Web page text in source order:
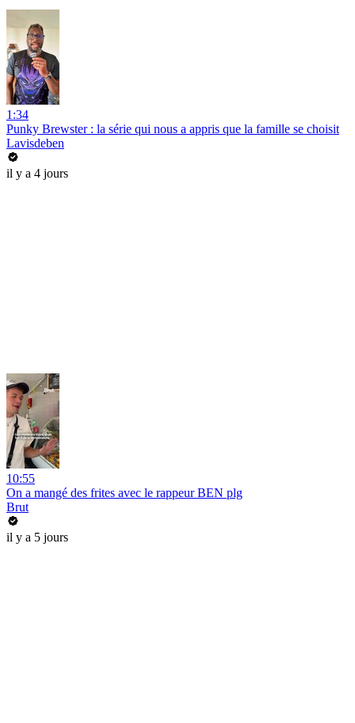
1:34
Punky Brewster : la série qui nous a appris que la famille se choisit
Lavisdeben
il y a 4 jours
10:55
On a mangé des frites avec le rappeur BEN plg
Brut
il y a 5 jours